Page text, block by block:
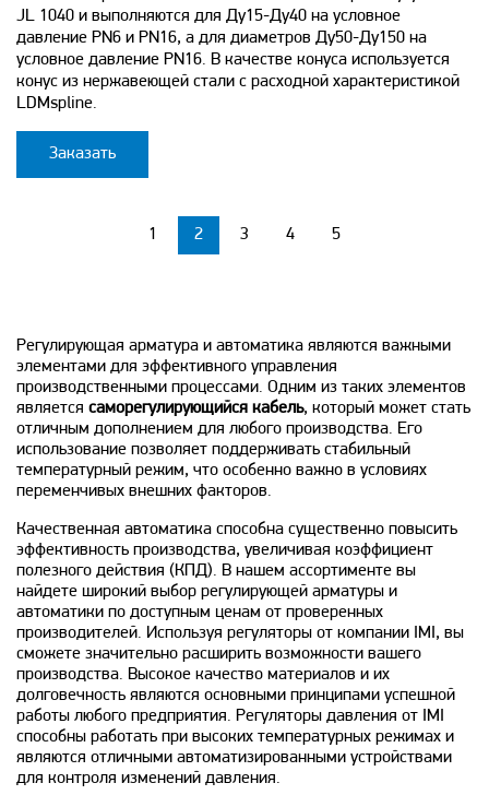
JL 1040 и выполняются для Ду15-Ду40 на условное
давление PN6 и PN16, а для диаметров Ду50-Ду150 на
условное давление PN16. В качестве конуса используется
конус из нержавеющей стали с расходной характеристикой
LDMspline.
Заказать
1 2 3 4 5
Регулирующая арматура и автоматика являются важными
элементами для эффективного управления
производственными процессами. Одним из таких элементов
является саморегулирующийся кабель, который может стать
отличным дополнением для любого производства. Его
использование позволяет поддерживать стабильный
температурный режим, что особенно важно в условиях
переменчивых внешних факторов.
Качественная автоматика способна существенно повысить
эффективность производства, увеличивая коэффициент
полезного действия (КПД). В нашем ассортименте вы
найдете широкий выбор регулирующей арматуры и
автоматики по доступным ценам от проверенных
производителей. Используя регуляторы от компании IMI, вы
сможете значительно расширить возможности вашего
производства. Высокое качество материалов и их
долговечность являются основными принципами успешной
работы любого предприятия. Регуляторы давления от IMI
способны работать при высоких температурных режимах и
являются отличными автоматизированными устройствами
для контроля изменений давления.